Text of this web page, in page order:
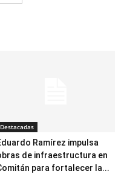
Destacadas
Ramírez impulsa
de infraestructura en
para fortalecer la...